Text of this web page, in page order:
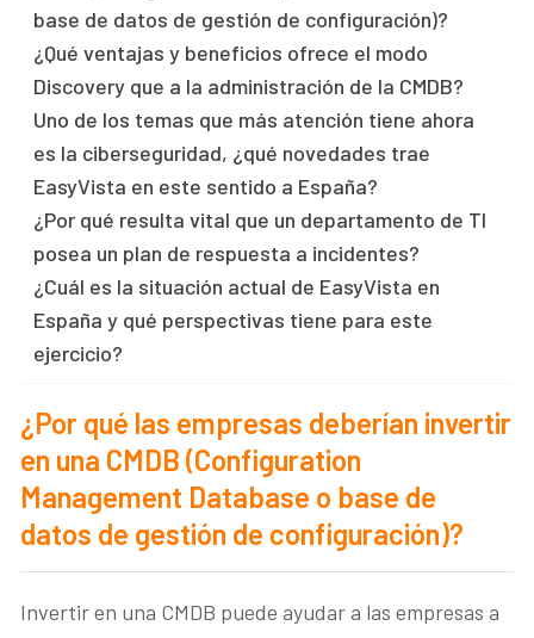
base de datos de gestión de configuración)?
¿Qué ventajas y beneficios ofrece el modo
Discovery que a la administración de la CMDB?
Uno de los temas que más atención tiene ahora
es la ciberseguridad, ¿qué novedades trae
EasyVista en este sentido a España?
¿Por qué resulta vital que un departamento de TI
posea un plan de respuesta a incidentes?
¿Cuál es la situación actual de EasyVista en
España y qué perspectivas tiene para este
ejercicio?
¿Por qué las empresas deberían invertir
en una CMDB (Configuration
Management Database o base de
datos de gestión de configuración)?
Invertir en una CMDB puede ayudar a las empresas a